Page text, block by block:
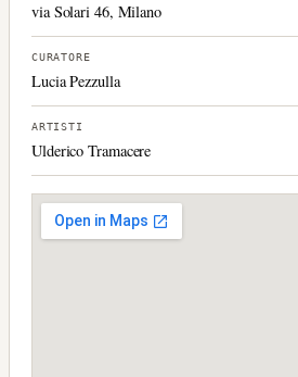
via Solari 46, Milano
CURATORE
Lucia Pezzulla
ARTISTI
Ulderico Tramacere